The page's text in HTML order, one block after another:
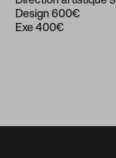
Design 600€
Exe 400€